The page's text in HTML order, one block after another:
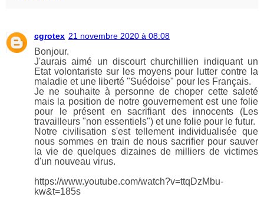
cgrotex 21 novembre 2020 à 08:08
Bonjour.
J'aurais aimé un discourt churchillien indiquant un
Etat volontariste sur les moyens pour lutter contre la
maladie et une liberté "Suédoise" pour les Français.
Je ne souhaite à personne de choper cette saleté
mais la position de notre gouvernement est une folie
pour le présent en sacrifiant des innocents (Les
travailleurs "non essentiels") et une folie pour le futur.
Notre civilisation s'est tellement individualisée que
nous sommes en train de nous sacrifier pour sauver
la vie de quelques dizaines de milliers de victimes
d'un nouveau virus.
https://www.youtube.com/watch?v=ttqDzMbu-
kw&t=185s